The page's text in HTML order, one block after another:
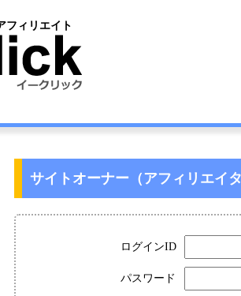
フィリエイト
サイトオーナー（アフィリエイ
ログインID
パスワード